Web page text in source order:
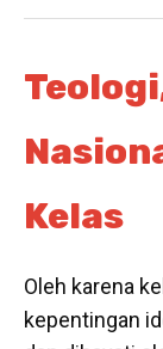
Kelas
Oleh karena
kepentingan